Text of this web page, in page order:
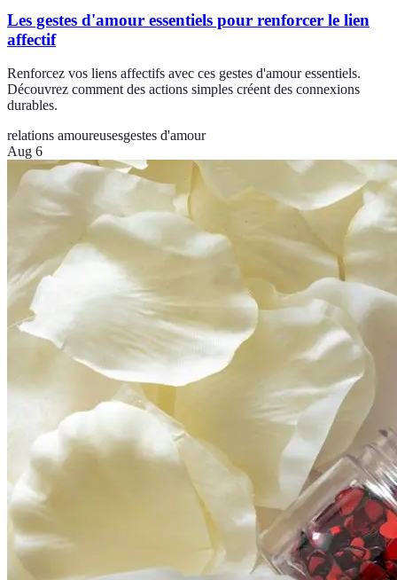
Les gestes d'amour essentiels pour renforcer le lien
affectif
Renforcez vos liens affectifs avec ces gestes d'amour essentiels.
Découvrez comment des actions simples créent des connexions
durables.
relations amoureusesgestes d'amour
Aug 6